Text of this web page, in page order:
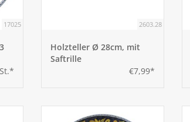
17025 2603.28
Holzteller Ø 28cm, mit
Saftrille
€7,99*